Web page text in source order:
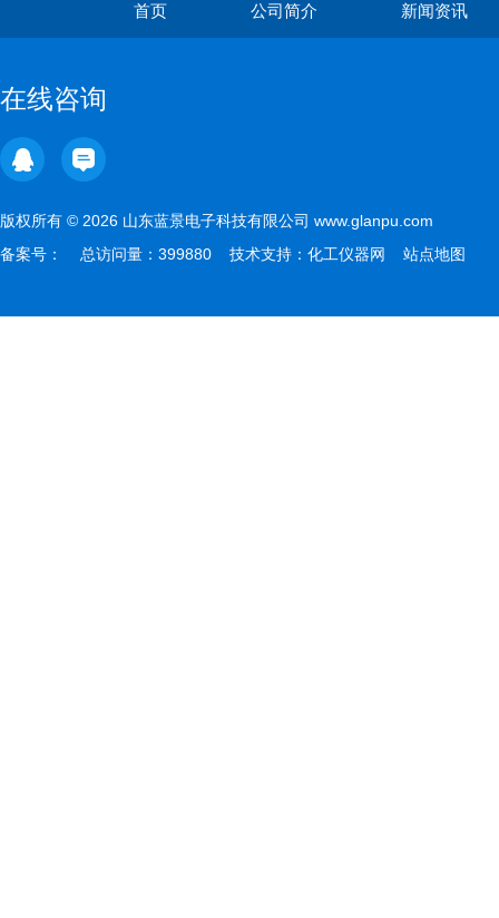
首页 公司简介 新闻资讯
在线咨询
版权所有 © 2026 山东蓝景电子科技有限公司 www.glanpu.com
备案号：
总访问量：399880 技术支持： 化工仪器网 站点地图